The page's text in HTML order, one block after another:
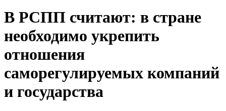
В РСПП считают: в стране
необходимо укрепить
отношения
саморегулируемых компаний
и государства